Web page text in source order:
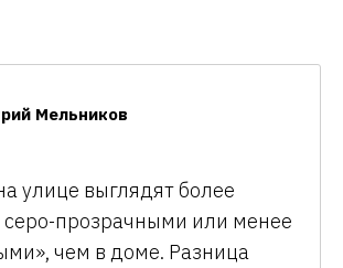
Мельников
улице выглядят более
прозрачными или менее
чем в доме. Разница